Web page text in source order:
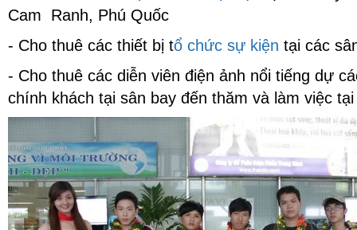
Cam Ranh, Phú Quốc
- Cho thuê các thiết bị tổ chức sự kiện tại các
- Cho thuê các diễn viên điện ảnh nổi tiếng dự
chính khách tại sân bay đến thăm và làm việc
Cho thuê thiết bị âm thanh hội
thảo không dây, thiết bị phiên
dịch chuyên nghiệp tại Hưng
Yên